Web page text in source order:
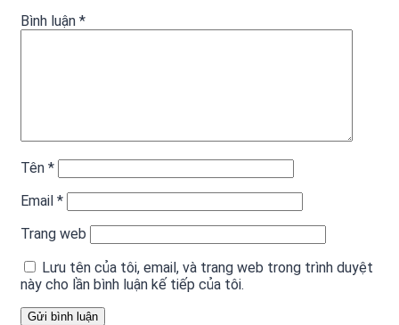
Bình luận *
Tên *
Email *
Trang web
Lưu tên của tôi, email, và trang web trong trình duyệt
này cho lần bình luận kế tiếp của tôi.